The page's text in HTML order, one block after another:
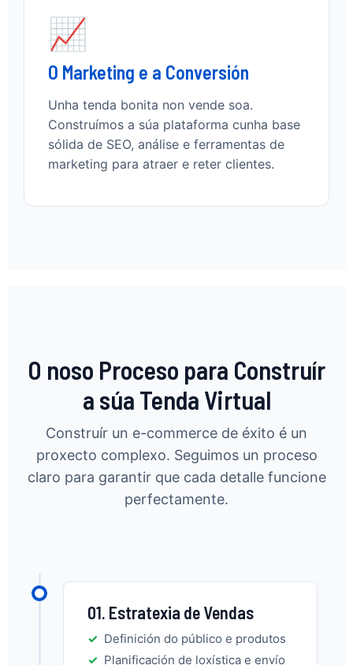
📈
O Marketing e a Conversión
Unha tenda bonita non vende soa.
Construímos a súa plataforma cunha base
sólida de SEO, análise e ferramentas de
marketing para atraer e reter clientes.
O noso Proceso para Construír
a súa Tenda Virtual
Construír un e-commerce de éxito é un
proxecto complexo. Seguimos un proceso
claro para garantir que cada detalle funcione
perfectamente.
01. Estratexia de Vendas
Definición do público e produtos
Planificación de loxística e envío